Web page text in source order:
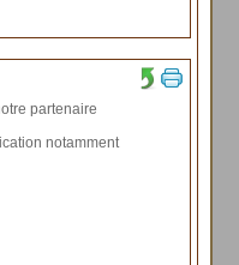
partenaire
notamment